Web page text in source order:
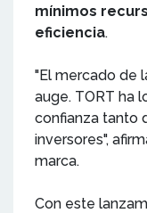
mínimos
eficiencia.
"El mercado de
auge. TORT ha
confianza tanto
inversores",
marca.
Con este